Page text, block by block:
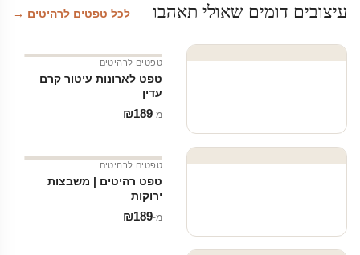
עיצובים דומים שאולי תאהבו לכל טפטים לרהיטים →
טפטים לרהיטים
טפט לארונות עיטור קרם
עדין
מ‑ ₪189
טפטים לרהיטים
טפט רהיטים | משבצות
ירוקות
מ‑ ₪189